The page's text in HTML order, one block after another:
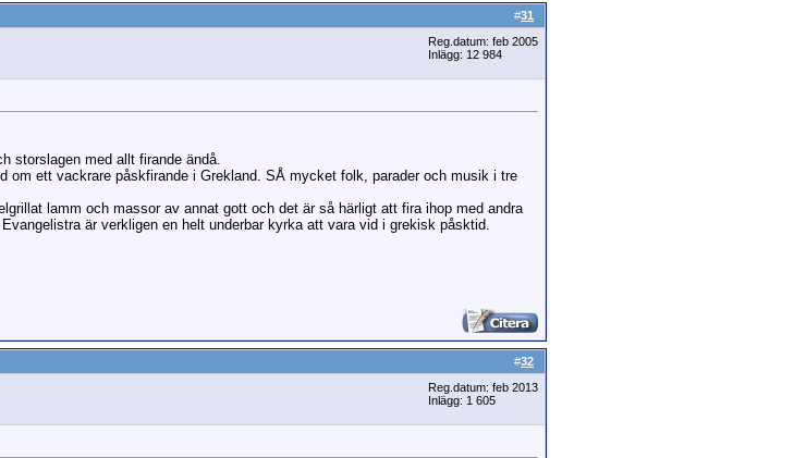
#31
Reg.datum: feb 2005
Inlägg: 12 984
storslagen med allt firande ändå.
om ett vackrare påskfirande i Grekland. SÅ mycket folk, parader och musik i tre
lamm och massor av annat gott och det är så härligt att fira ihop med andra
är verkligen en helt underbar kyrka att vara vid i grekisk påsktid.
#32
Reg.datum: feb 2013
Inlägg: 1 605